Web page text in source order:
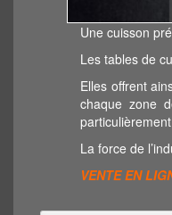
Une cuisson
Les tables de
Elles offrent
chaque zone
La force de
VENTE EN